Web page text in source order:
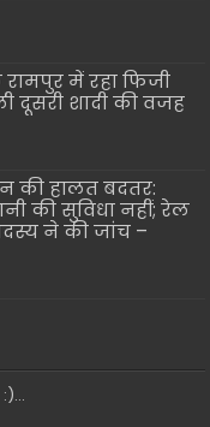
में रहा फिजी
दूसरी शादी की वजह
की हालत बदतर:
की सुविधा नहीं; रेल
ने की जांच –